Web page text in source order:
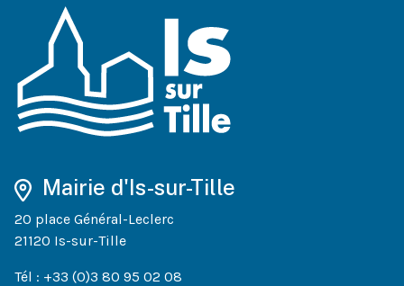
Mairie d'Is-sur-Tille
20 place Général-Leclerc
21120 Is-sur-Tille
Tél : +33 (0)3 80 95 02 08